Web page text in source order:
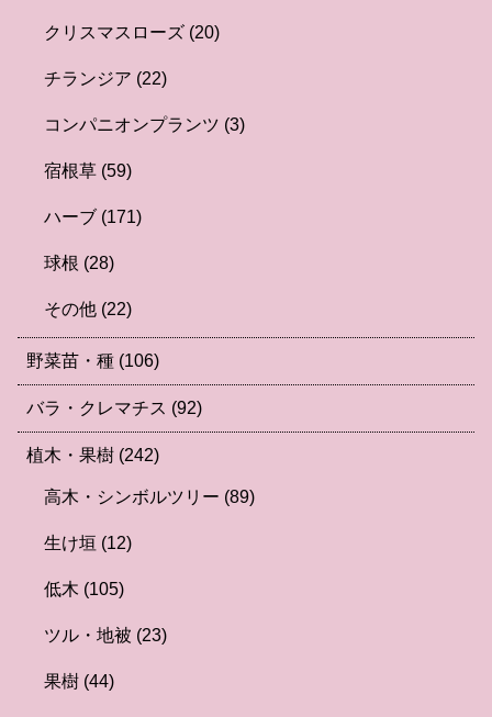
クリスマスローズ (20)
チランジア (22)
コンパニオンプランツ (3)
宿根草 (59)
ハーブ (171)
球根 (28)
その他 (22)
野菜苗・種 (106)
バラ・クレマチス (92)
植木・果樹 (242)
高木・シンボルツリー (89)
生け垣 (12)
低木 (105)
ツル・地被 (23)
果樹 (44)